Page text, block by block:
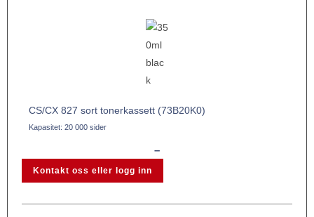
CS/CX 827 sort tonerkassett (73B20K0)
Kapasitet: 20 000 sider
–
Kontakt oss eller logg inn